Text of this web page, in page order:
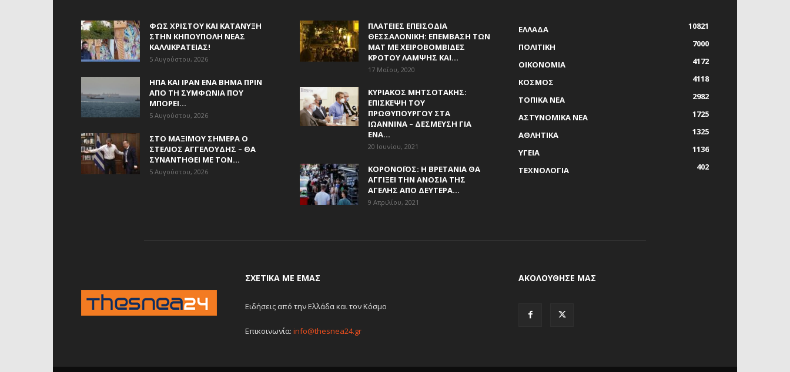
ΦΩΣ ΧΡΙΣΤΟΎ ΚΑΙ ΚΑΤΆΝΥΞΗ
ΣΤΗΝ ΚΗΠΟΎΠΟΛΗ ΝΈΑΣ
ΚΑΛΛΙΚΡΆΤΕΙΑΣ!
5 Αυγούστου, 2026
ΗΠΑ ΚΑΙ ΙΡΆΝ ΈΝΑ ΒΉΜΑ ΠΡΙΝ
ΑΠΌ ΤΗ ΣΥΜΦΩΝΊΑ ΠΟΥ
ΜΠΟΡΕΊ...
5 Αυγούστου, 2026
ΣΤΟ ΜΑΞΊΜΟΥ ΣΉΜΕΡΑ Ο
ΣΤΈΛΙΟΣ ΑΓΓΕΛΟΎΔΗΣ – ΘΑ
ΣΥΝΑΝΤΗΘΕΊ ΜΕ ΤΟΝ...
5 Αυγούστου, 2026
ΠΛΑΤΕΊΕΣ ΕΠΕΙΣΌΔΙΑ
ΘΕΣΣΑΛΟΝΊΚΗ: ΕΠΈΜΒΑΣΗ ΤΩΝ
ΜΑΤ ΜΕ ΧΕΙΡΟΒΟΜΒΊΔΕΣ
ΚΡΌΤΟΥ ΛΆΜΨΗΣ ΚΑΙ...
17 Μαΐου, 2020
ΚΥΡΙΆΚΟΣ ΜΗΤΣΟΤΆΚΗΣ:
ΕΠΊΣΚΕΨΗ ΤΟΥ
ΠΡΩΘΥΠΟΥΡΓΟΎ ΣΤΑ
ΙΩΆΝΝΙΝΑ – ΔΈΣΜΕΥΣΗ ΓΙΑ
ΈΝΑ...
20 Ιουνίου, 2021
ΚΟΡΟΝΟΪΌΣ: Η ΒΡΕΤΑΝΊΑ ΘΑ
ΑΓΓΊΞΕΙ ΤΗΝ ΑΝΟΣΊΑ ΤΗΣ
ΑΓΈΛΗΣ ΑΠΌ ΔΕΥΤΈΡΑ...
9 Απριλίου, 2021
ΕΛΛΑΔΑ
10821
ΠΟΛΙΤΙΚΗ
7000
ΟΙΚΟΝΟΜΙΑ
4172
ΚΟΣΜΟΣ
4118
ΤΟΠΙΚΑ ΝΕΑ
2982
ΑΣΤΥΝΟΜΙΚΑ ΝΕΑ
1725
ΑΘΛΗΤΙΚΑ
1325
ΥΓΕΙΑ
1136
ΤΕΧΝΟΛΟΓΙΑ
402
ΣΧΕΤΙΚΆ ΜΕ ΕΜΆΣ
Ειδήσεις από την Ελλάδα και τον Κόσμο
Επικοινωνία: info@thesnea24.gr
ΑΚΟΛΟΥΘΗΣΕ ΜΑΣ